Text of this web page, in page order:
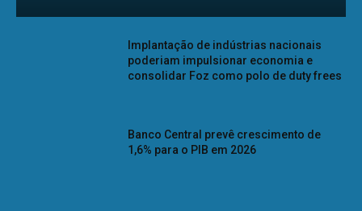
Implantação de indústrias nacionais
poderiam impulsionar economia e
consolidar Foz como polo de duty frees
Banco Central prevê crescimento de
1,6% para o PIB em 2026